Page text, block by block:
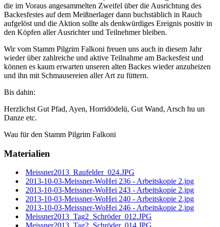
die im Voraus angesammelten Zweifel über die Ausrichtung des
Backesfestes auf dem Meißnerlager dann buchstäblich in Rauch
aufgelöst und die Aktion sollte als denkwürdiges Ereignis positiv in
den Köpfen aller Ausrichter und Teilnehmer bleiben.
Wir vom Stamm Pilgrim Falkoni freuen uns auch in diesem Jahr
wieder über zahlreiche und aktive Teilnahme am Backesfest und
können es kaum erwarten unseren alten Backes wieder anzuheizen
und ihn mit Schmausereien aller Art zu füttern.
Bis dahin:
Herzlichst Gut Pfad, Ayen, Horridödelü, Gut Wand, Arsch hu un
Danze etc.
Wau für den Stamm Pilgrim Falkoni
Materialien
Meissner2013_Raufelder_024.JPG
2013-10-03-Meissner-WoHei 236 - Arbeitskopie 2.jpg
2013-10-03-Meissner-WoHei 243 - Arbeitskopie 2.jpg
2013-10-03-Meissner-WoHei 240 - Arbeitskopie 2.jpg
2013-10-03-Meissner-WoHei 246 - Arbeitskopie 2.jpg
Meissner2013_Tag2_Schröder_012.JPG